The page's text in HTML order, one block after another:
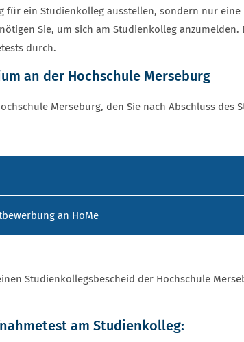
für ein Studienkolleg ausstellen, sondern nur
Sie, um sich am Studienkolleg
durch.
an der Hochschule Merseburg
Merseburg, den Sie nach Abschluss des
an HoMe
Studienkollegsbescheid der Hochschule
am Studienkolleg: